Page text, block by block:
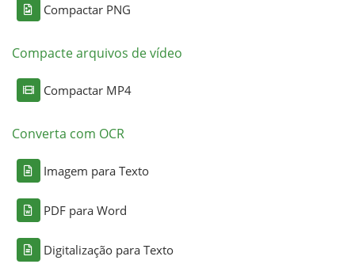
Compactar PNG
Compacte arquivos de vídeo
Compactar MP4
Converta com OCR
Imagem para Texto
PDF para Word
Digitalização para Texto